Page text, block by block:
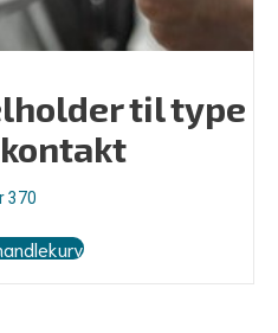
til type
370